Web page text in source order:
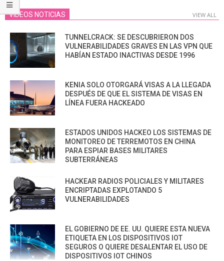
VIDEOS NOTICIAS VIEW ALL
TUNNELCRACK: SE DESCUBRIERON DOS
VULNERABILIDADES GRAVES EN LAS VPN QUE
HABÍAN ESTADO INACTIVAS DESDE 1996
KENIA SOLO OTORGARÁ VISAS A LA LLEGADA
DESPUÉS DE QUE EL SISTEMA DE VISAS EN
LÍNEA FUERA HACKEADO
ESTADOS UNIDOS HACKEO LOS SISTEMAS DE
MONITOREO DE TERREMOTOS EN CHINA
PARA ESPIAR BASES MILITARES
SUBTERRÁNEAS
HACKEAR RADIOS POLICIALES Y MILITARES
ENCRIPTADAS EXPLOTANDO 5
VULNERABILIDADES
EL GOBIERNO DE EE. UU. QUIERE ESTA NUEVA
ETIQUETA EN LOS DISPOSITIVOS IOT
SEGUROS O QUIERE DESALENTAR EL USO DE
DISPOSITIVOS IOT CHINOS